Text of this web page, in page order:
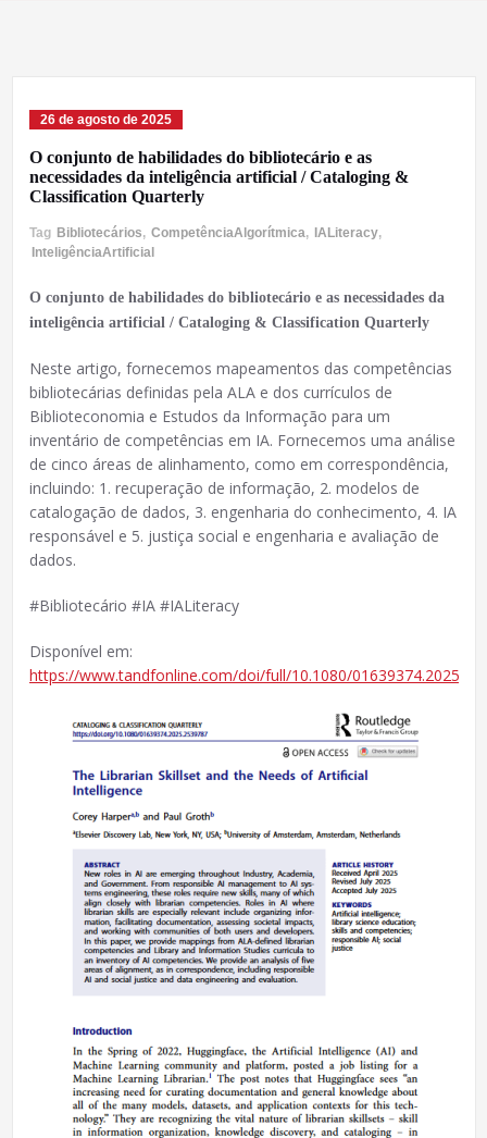
26 de agosto de 2025
O conjunto de habilidades do bibliotecário e as
necessidades da inteligência artificial / Cataloging &
Classification Quarterly
Tag Bibliotecários, CompetênciaAlgorítmica, IALiteracy,
InteligênciaArtificial
O conjunto de habilidades do bibliotecário e as necessidades da
inteligência artificial / Cataloging & Classification Quarterly
Neste artigo, fornecemos mapeamentos das competências
bibliotecárias definidas pela ALA e dos currículos de
Biblioteconomia e Estudos da Informação para um
inventário de competências em IA. Fornecemos uma análise
de cinco áreas de alinhamento, como em correspondência,
incluindo: 1. recuperação de informação, 2. modelos de
catalogação de dados, 3. engenharia do conhecimento, 4. IA
responsável e 5. justiça social e engenharia e avaliação de
dados.
#Bibliotecário #IA #IALiteracy
Disponível em:
https://www.tandfonline.com/doi/full/10.1080/